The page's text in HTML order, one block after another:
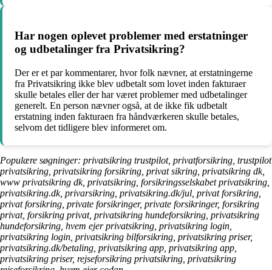
Har nogen oplevet problemer med erstatninger
og udbetalinger fra Privatsikring?
Der er et par kommentarer, hvor folk nævner, at erstatningerne
fra Privatsikring ikke blev udbetalt som lovet inden fakturaer
skulle betales eller der har været problemer med udbetalinger
generelt. En person nævner også, at de ikke fik udbetalt
erstatning inden fakturaen fra håndværkeren skulle betales,
selvom det tidligere blev informeret om.
Populære søgninger: privatsikring trustpilot, privatforsikring, trustpilot
privatsikring, privatsikring forsikring, privat sikring, privatsikring dk,
www privatsikring dk, privatsikring, forsikringsselskabet privatsikring,
privatsikring.dk, privarsikring, privatsikring.dk/jul, privat forsikring,
privat forsikring, private forsikringer, private forsikringer, forsikring
privat, forsikring privat, privatsikring hundeforsikring, privatsikring
hundeforsikring, hvem ejer privatsikring, privatsikring login,
privatsikring login, privatsikring bilforsikring, privatsikring priser,
privatsikring.dk/betaling, privatsikring app, privatsikring app,
privatsikring priser, rejseforsikring privatsikring, privatsikring